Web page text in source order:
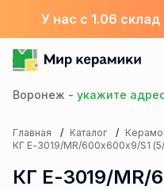
У нас с 1.06
Воронеж -
Главная Каталог
КГ E-3019/MR/600x600x9/S1
КГ E-3019/MR/